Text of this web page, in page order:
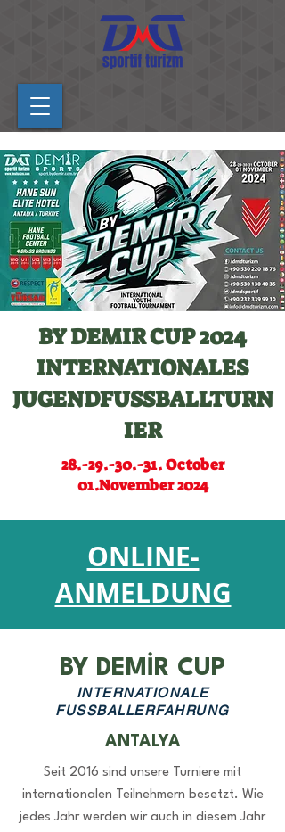
BY DEMIR CUP 2024
INTERNATIONALES
JUGENDFUSSBALLTURN
IER
28.-29.-30.-31. October
01.November 2024
ONLINE-
ANMELDUNG
BY DEMİR CUP
INTERNATIONALE
FUSSBALLERFAHRUNG
ANTALYA
Seit 2016 sind unsere Turniere mit
internationalen Teilnehmern besetzt. Wie
jedes Jahr werden wir auch in diesem Jahr